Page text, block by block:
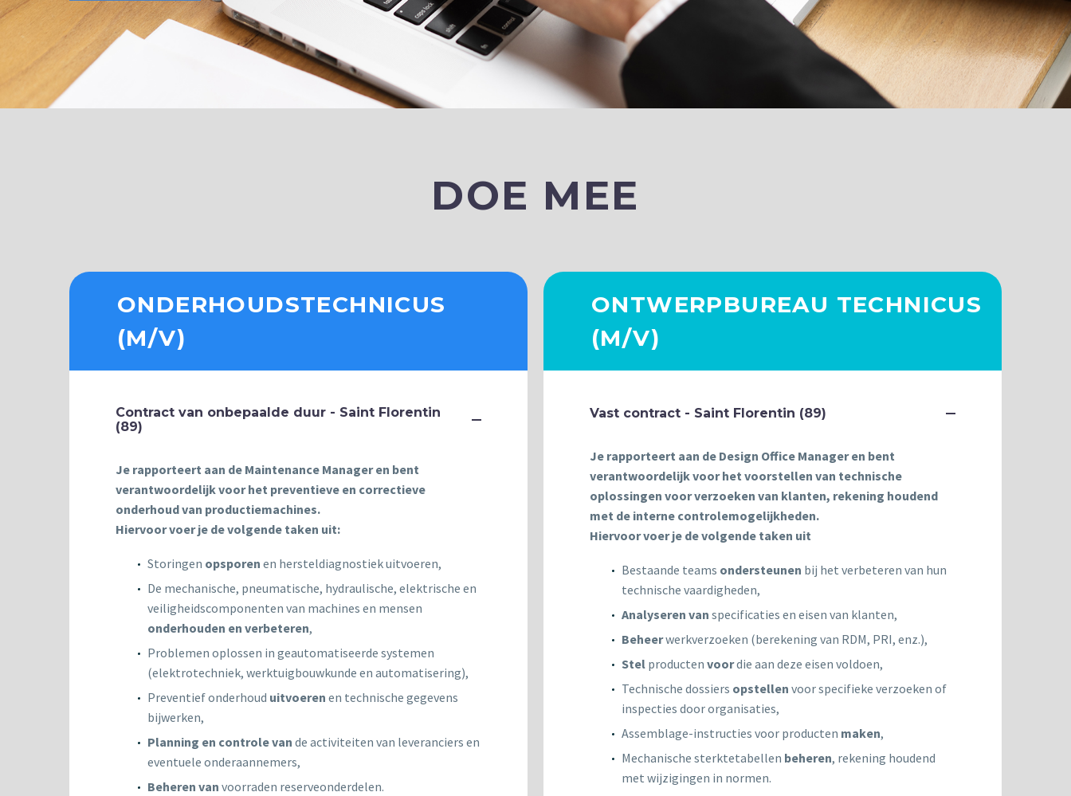
DOE MEE
ONDERHOUDSTECHNICUS
(M/V)
Contract van onbepaalde duur - Saint Florentin
(89)
Je rapporteert aan de Maintenance Manager en bent
verantwoordelijk voor het preventieve en correctieve
onderhoud van productiemachines.
Hiervoor voer je de volgende taken uit:
Storingen opsporen en hersteldiagnostiek uitvoeren,
De mechanische, pneumatische, hydraulische, elektrische en
veiligheidscomponenten van machines en mensen
onderhouden en verbeteren,
Problemen oplossen in geautomatiseerde systemen
(elektrotechniek, werktuigbouwkunde en automatisering),
Preventief onderhoud uitvoeren en technische gegevens
bijwerken,
Planning en controle van de activiteiten van leveranciers en
eventuele onderaannemers,
Beheren van voorraden reserveonderdelen.
ONTWERPBUREAU TECHNICUS
(M/V)
Vast contract - Saint Florentin (89)
Je rapporteert aan de Design Office Manager en bent
verantwoordelijk voor het voorstellen van technische
oplossingen voor verzoeken van klanten, rekening houdend
met de interne controlemogelijkheden.
Hiervoor voer je de volgende taken uit
Bestaande teams ondersteunen bij het verbeteren van hun
technische vaardigheden,
Analyseren van specificaties en eisen van klanten,
Beheerwerkverzoeken (berekening van RDM, PRI, enz.),
Stel producten voordie aan deze eisen voldoen,
Technische dossiers opstellen voor specifieke verzoeken of
inspecties door organisaties,
Assemblage-instructies voor producten maken,
Mechanische sterktetabellen beheren, rekening houdend
met wijzigingen in normen.